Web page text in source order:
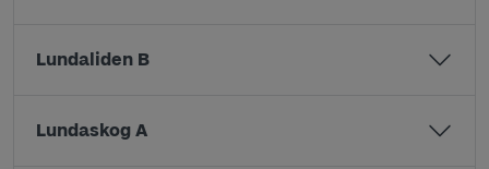
Lundaliden B
Lundaskog A